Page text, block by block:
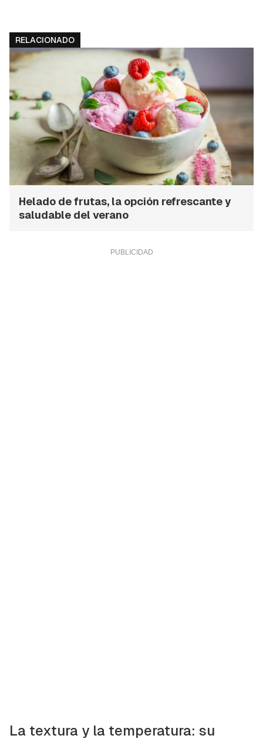
RELACIONADO
Helado de frutas, la opción refrescante y
saludable del verano
La textura y la temperatura: su